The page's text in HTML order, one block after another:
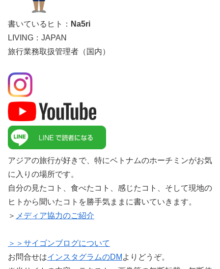
書いているヒト： Na5ri
LIVING：JAPAN
旅行業務取扱管理者（国内）
アジアの旅行が好きで、特にベトナムのホーチミンがお気
に入りの場所です。
自分の見たコト、食べたコト、感じたコト、そして現地の
ヒトから聞いたコトを勝手気ままに書いていきます。
＞ メディア協力のご紹介
＞＞サイゴンブログについて
お問合せはインスタグラムのDM よりどうぞ。